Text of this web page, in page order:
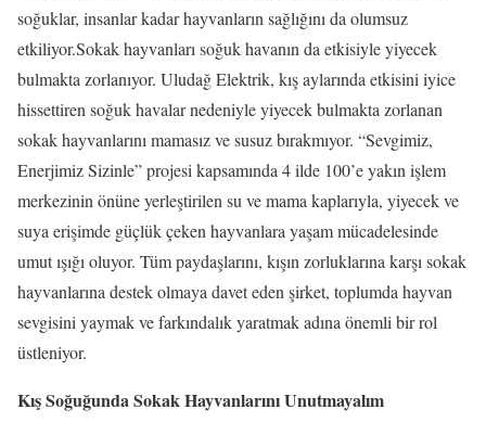
soğuklar, insanlar kadar hayvanların sağlığını da olumsuz
etkiliyor.Sokak hayvanları soğuk havanın da etkisiyle yiyecek
bulmakta zorlanıyor. Uludağ Elektrik, kış aylarında etkisini iyice
hissettiren soğuk havalar nedeniyle yiyecek bulmakta zorlanan
sokak hayvanlarını mamasız ve susuz bırakmıyor. “Sevgimiz,
Enerjimiz Sizinle” projesi kapsamında 4 ilde 100’e yakın işlem
merkezinin önüne yerleştirilen su ve mama kaplarıyla, yiyecek ve
suya erişimde güçlük çeken hayvanlara yaşam mücadelesinde
umut ışığı oluyor. Tüm paydaşlarını, kışın zorluklarına karşı sokak
hayvanlarına destek olmaya davet eden şirket, toplumda hayvan
sevgisini yaymak ve farkındalık yaratmak adına önemli bir rol
üstleniyor.
Kış Soğuğunda Sokak Hayvanlarını Unutmayalım